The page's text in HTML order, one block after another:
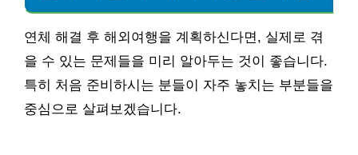
연체 해결 후 해외여행을 계획하신다면, 실제로 겪
을 수 있는 문제들을 미리 알아두는 것이 좋습니다.
특히 처음 준비하시는 분들이 자주 놓치는 부분들을
중심으로 살펴보겠습니다.